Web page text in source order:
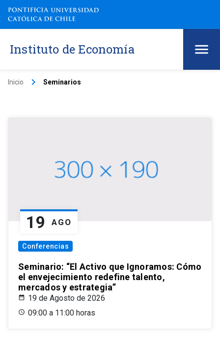
Instituto de Economía
Inicio keyboard_arrow_right Seminarios
19 AGO
Conferencias
Seminario: “El Activo que Ignoramos: Cómo
el envejecimiento redefine talento,
mercados y estrategia”
19 de Agosto de 2026
09:00 a 11:00 horas